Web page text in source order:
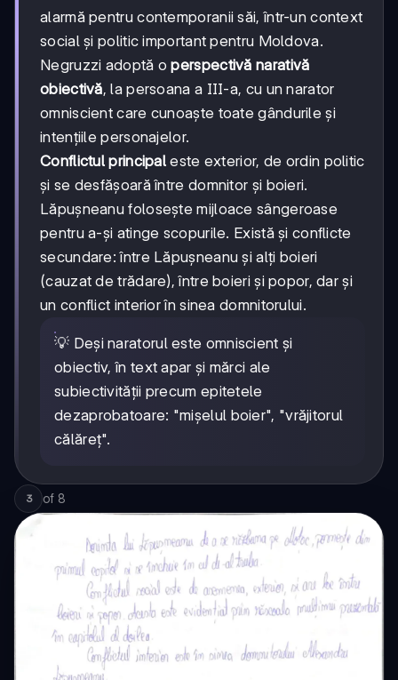
alarmă pentru contemporanii săi, într-un context
social și politic important pentru Moldova.
Negruzzi adoptă operspectivă narativă
obiectivă, la persoana a III-a, cu un narator
omniscient care cunoaște toate gândurile și
intențiile personajelor.
Conflictul principal este exterior, de ordin politic
și se desfășoară între domnitor și boieri.
Lăpușneanu folosește mijloace sângeroase
pentru a-și atinge scopurile. Există și conflicte
secundare: între Lăpușneanu și alți boieri
(cauzat de trădare), între boieri și popor, dar și
un conflict interior în sinea domnitorului.
💡 Deși naratorul este omniscient și
obiectiv, în text apar și mărci ale
subiectivității precum epitetele
dezaprobatoare: "mișelul boier", "vrăjitorul
călăreț".
3 of 8